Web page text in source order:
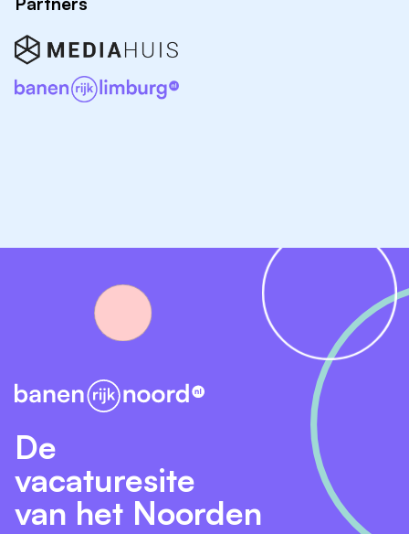
onderhoud en beheer van gebouwen en
voorzieningen.
In onderstaande lijst vind je enkele bedrijven en
instellingen die regelmatig Facilitair Medewerker
Vacatures bij CSU
Vacatures bij Facilicom Group
Vacatures bij DUO Groningen
Vacatures bij Bauhaus
De
vacaturesite
van het Noorden